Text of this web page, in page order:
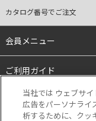
カタログ番号でご注文
会員メニュー
ご利用ガイド
リンク
当社では ウェブサ
広告をパーソナライ
析するために、クッ